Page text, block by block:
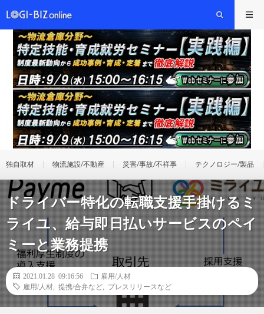
独自取材 物流施設/不動産 災害/事故/不祥事 テクノロジー/製品
ドライバー特化の転職支援手掛けるミ
ライユ、給与即日払いサービスのペイ
ミーと業務提携
2021.01.28 09:16:56
雇用/人材
雇用/人材
提携/合弁など プレスリリースなど